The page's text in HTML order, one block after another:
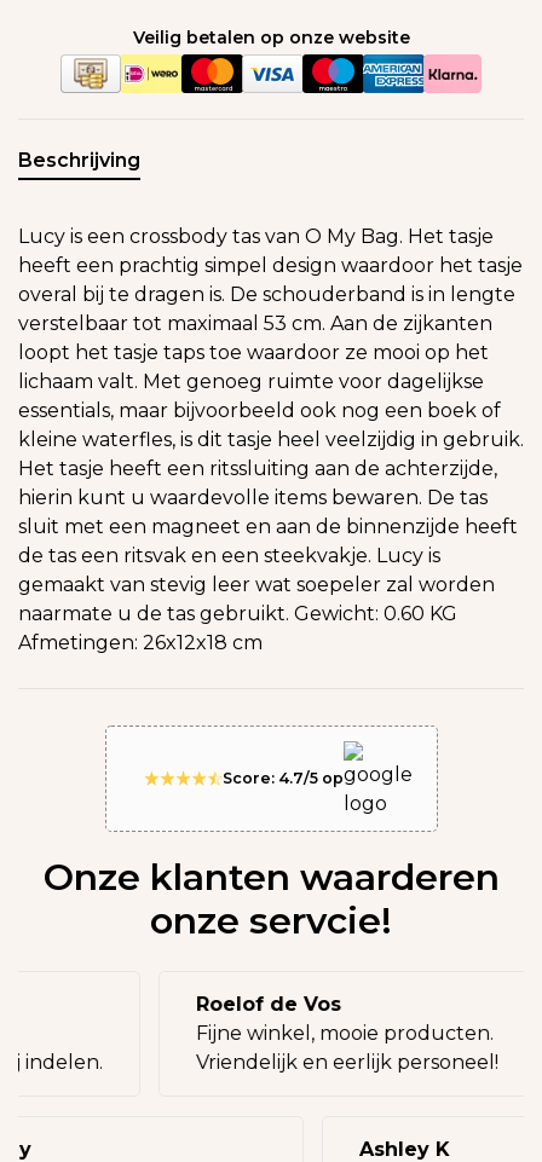
Veilig betalen op onze website
Beschrijving
Lucy is een crossbody tas van O My Bag. Het tasje
heeft een prachtig simpel design waardoor het tasje
overal bij te dragen is. De schouderband is in lengte
verstelbaar tot maximaal 53 cm. Aan de zijkanten
loopt het tasje taps toe waardoor ze mooi op het
lichaam valt. Met genoeg ruimte voor dagelijkse
essentials, maar bijvoorbeeld ook nog een boek of
kleine waterfles, is dit tasje heel veelzijdig in gebruik.
Het tasje heeft een ritssluiting aan de achterzijde,
hierin kunt u waardevolle items bewaren. De tas
sluit met een magneet en aan de binnenzijde heeft
de tas een ritsvak en een steekvakje. Lucy is
gemaakt van stevig leer wat soepeler zal worden
naarmate u de tas gebruikt. Gewicht: 0.60 KG
Afmetingen: 26x12x18 cm
Score: 4.7/5 op
Onze klanten waarderen
onze servcie!
indelen.
Roelof de Vos
Fijne winkel, mooie producten.
Vriendelijk en eerlijk personeel!
Ashley K